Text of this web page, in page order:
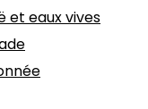
et eaux vives